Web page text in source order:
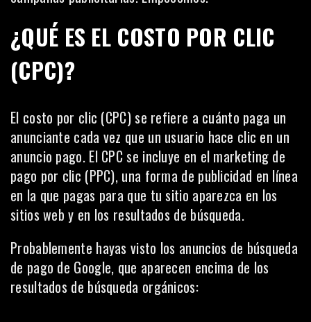
¿QUÉ ES EL COSTO POR CLIC
(CPC)?
El costo por clic (CPC) se refiere a cuánto paga un
anunciante cada vez que un usuario hace clic en un
anuncio pago. El CPC se incluye en el marketing de
pago por clic (PPC), una forma de publicidad en línea
en la que pagas para que tu sitio aparezca en los
sitios web y en los resultados de búsqueda.
Probablemente hayas visto los anuncios de búsqueda
de pago de Google, que aparecen encima de los
resultados de búsqueda orgánicos: